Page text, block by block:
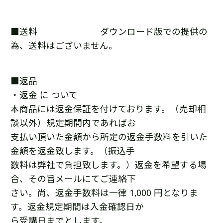
■送料 ダウンロード版での提供の
為、送料はございません。
■返品
・返金 に ついて
本商品には返金保証を付けております。（売却相
談以外）規定期間内であればお
支払い頂いた金額から所定の返金手数料を引いた
金額を返金致します。（振込手
数料は弊社で負担致します。）返金を希望する場
合、その旨メールにてご連絡下
さい。尚、返金手数料は一律 1,000 円となりま
す。返金規定期間は入金確認日か
ら受講日までとします。